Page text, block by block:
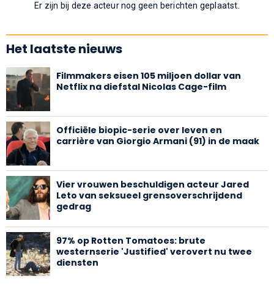
Er zijn bij deze acteur nog geen berichten geplaatst.
Het laatste nieuws
Filmmakers eisen 105 miljoen dollar van
Netflix na diefstal Nicolas Cage-film
Officiële biopic-serie over leven en
carrière van Giorgio Armani (91) in de maak
Vier vrouwen beschuldigen acteur Jared
Leto van seksueel grensoverschrijdend
gedrag
97% op Rotten Tomatoes: brute
westernserie 'Justified' verovert nu twee
diensten